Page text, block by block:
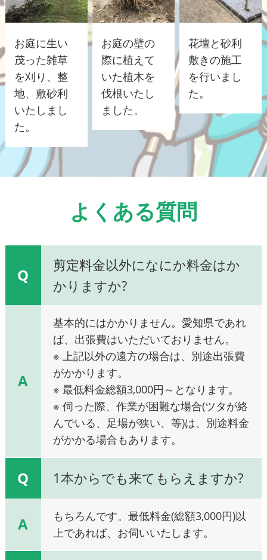
お庭に生い
茂った雑草
を刈り、整
地、敷砂利
いたしまし
た。
お庭の壁の
際に植えて
いた植木を
伐根いたし
ました。
花壇と砂利
敷きの施工
を行いまし
た。
よくある質問
Q
剪定料金以外になにか料金はか
かりますか?
A
基本的にはかかりません。愛知県であれ
ば、出張費はいただいておりません。
※ 上記以外の遠方の場合は、別途出張費
がかかります。
※ 最低料金総額3,000円～となります。
※ 伺った際、作業が困難な場合(ツタが絡
んでいる、足場が狭い、等)は、別途料金
がかかる場合もあります。
Q 1本からでも来てもらえますか?
A
もちろんです。最低料金(総額3,000円)以
上であれば、お伺いいたします。